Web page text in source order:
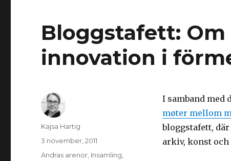
Bloggstafett:
innovation i
I samband med
møter mellom
bloggstafett,
arkiv, konst och
Författare
Kajsa Hartig
Postat
3 november, 2011
Kategorier
Andras arenor Insamling